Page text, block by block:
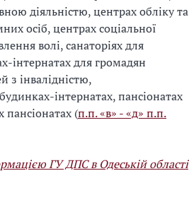
діяльністю, центрах обліку та
осіб, центрах соціальної
волі, санаторіях для
інтернатах для громадян
з інвалідністю,
інтернатах, пансіонатах
пансіонатах (п.п. «в» - «д» п.п.
ГУ ДПС в Одеській області